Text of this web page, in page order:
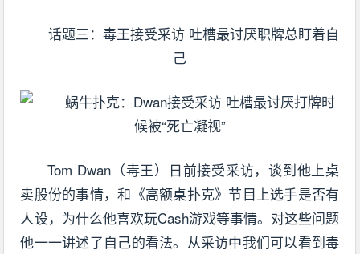
话题三：毒王接受采访 吐槽最讨厌职牌总盯着自
己
Tom Dwan（毒王）日前接受采访，谈到他上桌
卖股份的事情，和《高额桌扑克》节目上选手是否有
人设，为什么他喜欢玩Cash游戏等事情。对这些问题
他一一讲述了自己的看法。从采访中我们可以看到毒